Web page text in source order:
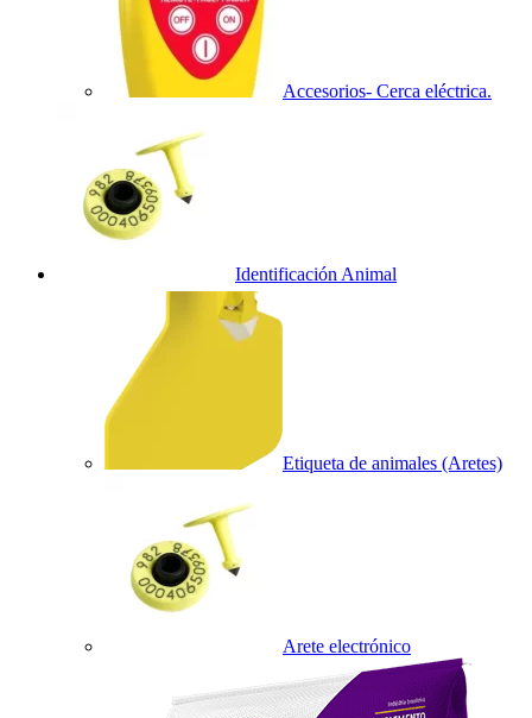
Accesorios- Cerca eléctrica.
Identificación Animal
Etiqueta de animales (Aretes)
Arete electrónico